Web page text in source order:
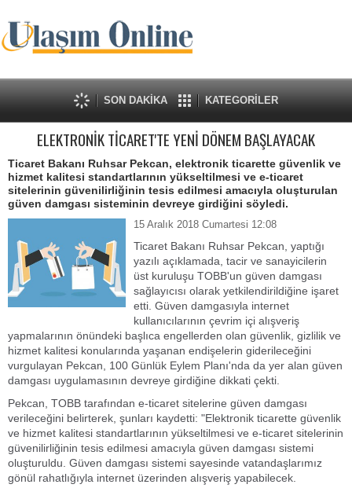
SON DAKİKA KATEGORİLER
ELEKTRONİK TİCARET'TE YENİ DÖNEM BAŞLAYACAK
Ticaret Bakanı Ruhsar Pekcan, elektronik ticarette güvenlik ve
hizmet kalitesi standartlarının yükseltilmesi ve e-ticaret
sitelerinin güvenilirliğinin tesis edilmesi amacıyla oluşturulan
güven damgası sisteminin devreye girdiğini söyledi.
15 Aralık 2018 Cumartesi 12:08
Ticaret Bakanı Ruhsar Pekcan, yaptığı
yazılı açıklamada, tacir ve sanayicilerin
üst kuruluşu TOBB'un güven damgası
sağlayıcısı olarak yetkilendirildiğine işaret
etti. Güven damgasıyla internet
kullanıcılarının çevrim içi alışveriş
yapmalarının önündeki başlıca engellerden olan güvenlik, gizlilik ve
hizmet kalitesi konularında yaşanan endişelerin giderileceğini
vurgulayan Pekcan, 100 Günlük Eylem Planı'nda da yer alan güven
damgası uygulamasının devreye girdiğine dikkati çekti.
Pekcan, TOBB tarafından e-ticaret sitelerine güven damgası
verileceğini belirterek, şunları kaydetti: "Elektronik ticarette güvenlik
ve hizmet kalitesi standartlarının yükseltilmesi ve e-ticaret sitelerinin
güvenilirliğinin tesis edilmesi amacıyla güven damgası sistemi
oluşturuldu. Güven damgası sistemi sayesinde vatandaşlarımız
gönül rahatlığıyla internet üzerinden alışveriş yapabilecek.